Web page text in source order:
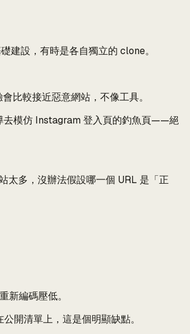
設，有時是各自獨立的 clone。
比較接近惡意網站，不像工具。
去模仿 Instagram 登入頁的釣魚頁——絕
多，沒辦法假設哪一個 URL 是「正
編碼壓低。
開清單上，這是個明顯缺點。